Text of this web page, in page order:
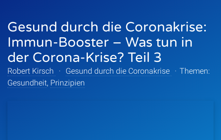
Gesund durch die Coronakrise:
Immun-Booster – Was tun in
der Corona-Krise? Teil 3
Robert Kirsch · Gesund durch die Coronakrise · Themen:
Gesundheit, Prinzipien
Serien
Sprecher
Themen